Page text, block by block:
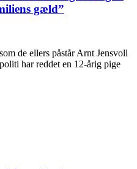
gæld”
de ellers påstår Arnt Jensvoll
har reddet en 12-årig pige